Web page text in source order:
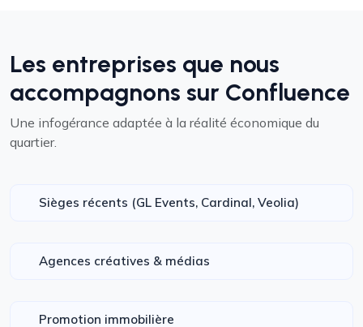
Les entreprises que nous
accompagnons sur Confluence
Une infogérance adaptée à la réalité économique du
quartier.
Sièges récents (GL Events, Cardinal, Veolia)
Agences créatives & médias
Promotion immobilière